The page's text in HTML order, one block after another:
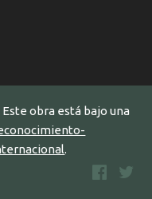
Este obra está bajo una
.